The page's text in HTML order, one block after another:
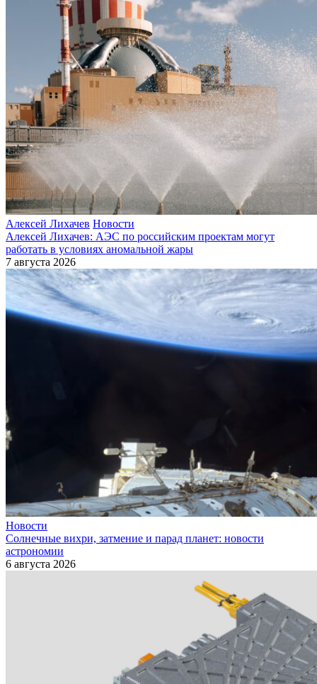
Алексей Лихачев Новости
Алексей Лихачев: АЭС по российским проектам могут
работать в условиях аномальной жары
7 августа 2026
Новости
Солнечные вихри, затмение и парад планет: новости
астрономии
6 августа 2026